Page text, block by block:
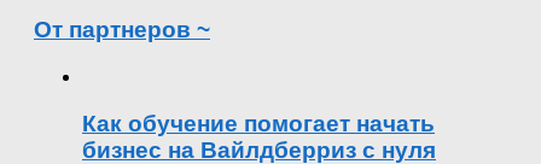
От партнеров ~
Как обучение помогает начать
бизнес на Вайлдберриз с нуля